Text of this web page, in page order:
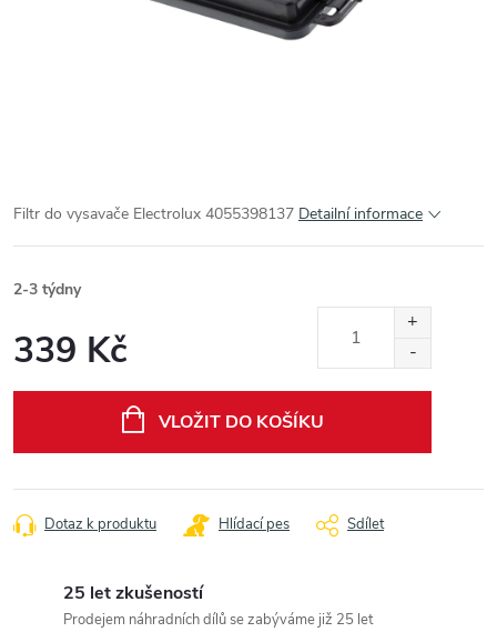
Filtr do vysavače Electrolux 4055398137 Detailní informace
2-3 týdny
339 Kč
VLOŽIT DO KOŠÍKU
Dotaz k produktu Hlídací pes Sdílet
25 let zkušeností
Prodejem náhradních dílů se zabýváme již 25 let